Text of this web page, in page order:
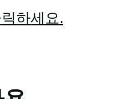
하세요.